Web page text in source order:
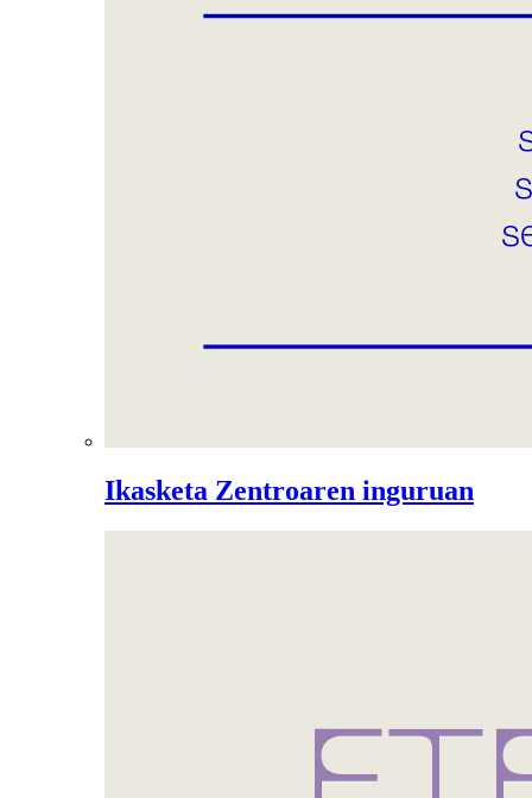
Ikasketa Zentroaren inguruan